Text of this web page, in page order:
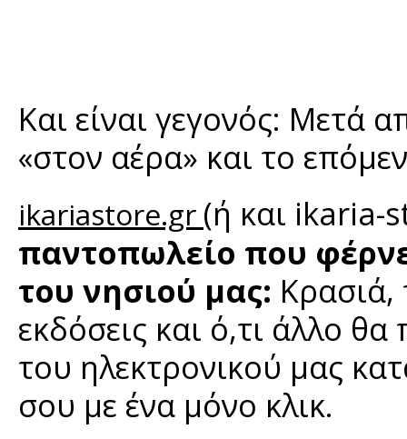
Και είναι γεγονός: Μετά
«στον αέρα» και το
ikariastore.gr (ή και ikaria-
παντοπωλείο που
του νησιού μας: Κρασιά,
εκδόσεις και ό,τι άλλο
του ηλεκτρονικού μας
σου με ένα μόνο κλικ.